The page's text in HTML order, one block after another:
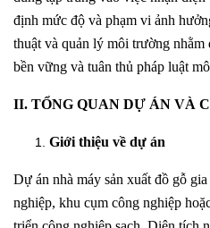
định mức độ và phạm vi ảnh
thuật và quản lý môi trường nhằm
bền vững và tuân thủ pháp luật
II. TỔNG QUAN DỰ ÁN VÀ
Giới thiệu về dự án
Dự án nhà máy sản xuất đồ gỗ
nghiệp, khu cụm công nghiệp